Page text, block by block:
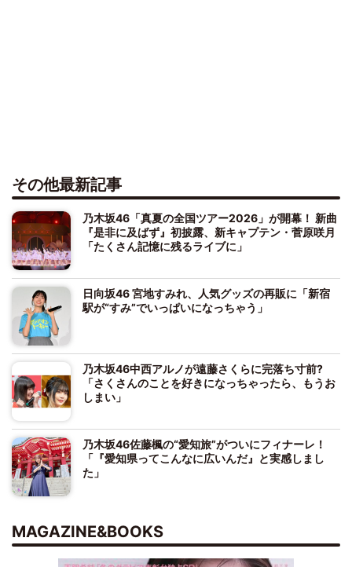
その他最新記事
乃木坂46「真夏の全国ツアー2026」が開幕！ 新曲
『是非に及ばず』初披露、新キャプテン・菅原咲月
「たくさん記憶に残るライブに」
日向坂46 宮地すみれ、人気グッズの再販に「新宿
駅が“すみ”でいっぱいになっちゃう」
乃木坂46中西アルノが遠藤さくらに完落ち寸前?
「さくさんのことを好きになっちゃったら、もうお
しまい」
乃木坂46佐藤楓の“愛知旅”がついにフィナーレ！
「『愛知県ってこんなに広いんだ』と実感しまし
た」
MAGAZINE&BOOKS